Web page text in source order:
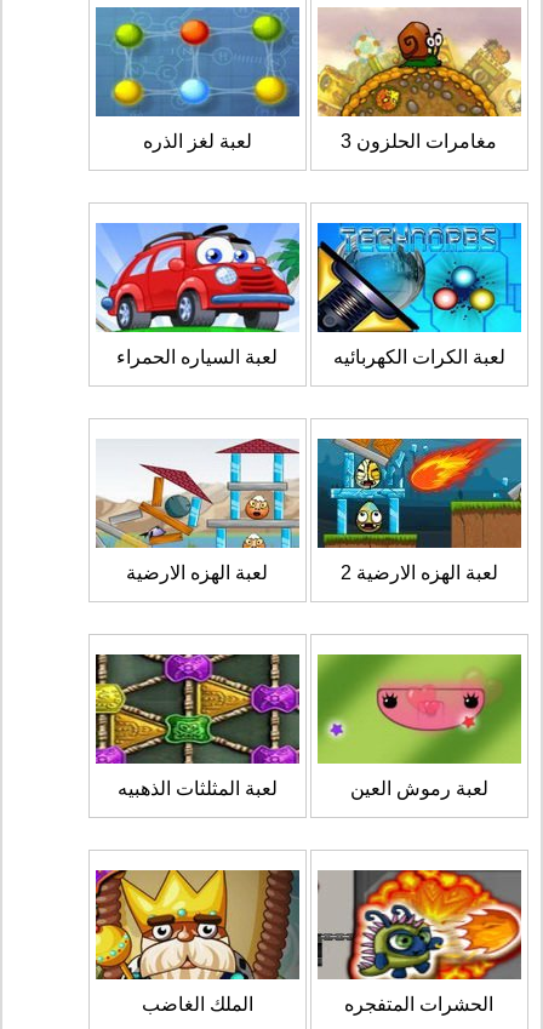
مغامرات الحلزون 3 لعبة لغز الذره
لعبة الكرات الكهربائيه لعبة السياره الحمراء
لعبة الهزه الارضية 2 لعبة الهزه الارضية
لعبة رموش العين لعبة المثلثات الذهبيه
الحشرات المتفجره الملك الغاضب